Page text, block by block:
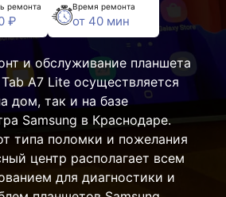
ремонта
₽
Время ремонта
от 40 мин
и обслуживание планшета
A7 Lite осуществляется
дом, так и на базе
Samsung в Краснодаре.
типа поломки и пожелания
центр располагает всем
для диагностики и